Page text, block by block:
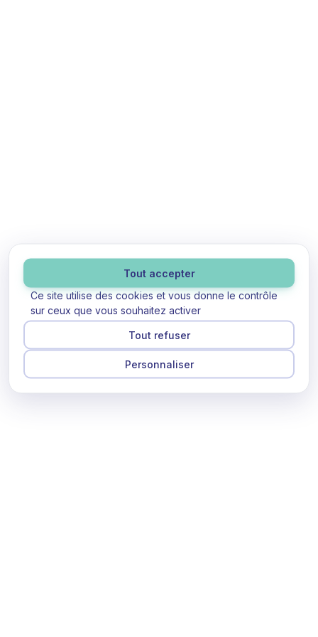
Ce site utilise des cookies et vous donne le contrôle
sur ceux que vous souhaitez activer
Tout accepter
Tout refuser
Personnaliser